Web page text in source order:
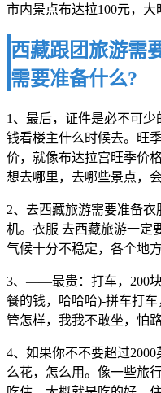
市内景点布达拉100元，大
西藏跟团旅游需
需要准备什么?
1、最后，证件是必不可
钱看楼主什么时候去。旺
价，就像布达拉宫旺季价
想去哪里，去哪些景点，
2、去西藏旅游需要准备
机。衣服 去西藏旅游一定
气候十分不稳定，各个地
3、——最贵：打车，200
餐的钱，哈哈哈)-拼车打
管怎样，我我不敢坐，怕
4、如果你不不要超过
么花，怎么用。像一些旅